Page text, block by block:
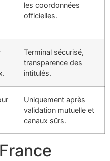
les coordonnées
officielles.
Terminal sécurisé,
transparence des
intitulés.
Uniquement après
validation mutuelle et
canaux sûrs.